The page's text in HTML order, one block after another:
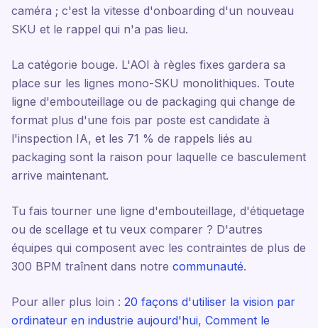
caméra ; c'est la vitesse d'onboarding d'un nouveau
SKU et le rappel qui n'a pas lieu.
La catégorie bouge. L'AOI à règles fixes gardera sa
place sur les lignes mono-SKU monolithiques. Toute
ligne d'embouteillage ou de packaging qui change de
format plus d'une fois par poste est candidate à
l'inspection IA, et les 71 % de rappels liés au
packaging sont la raison pour laquelle ce basculement
arrive maintenant.
Tu fais tourner une ligne d'embouteillage, d'étiquetage
ou de scellage et tu veux comparer ? D'autres
équipes qui composent avec les contraintes de plus de
300 BPM traînent dans notre communauté.
Pour aller plus loin : 20 façons d'utiliser la vision par
ordinateur en industrie aujourd'hui, Comment le